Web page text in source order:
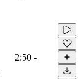
2:50 -